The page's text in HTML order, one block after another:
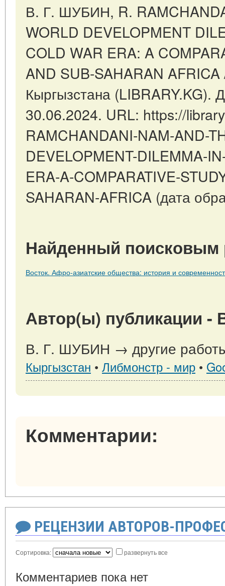
В. Г. ШУБИН, R.
WORLD DEVELOPMENT
COLD WAR ERA: A
AND SUB-SAHARAN
Кыргызстана (LIBRARY.KG).
30.06.2024. URL: https://
RAMCHANDANI-NAM-AND-
DEVELOPMENT-DILEMMA-
ERA-A-COMPARATIVE-
SAHARAN-AFRICA (дата
Найденный поисковым
Восток. Афро-азиатские общества: история и
Автор(ы) публикации
В. Г. ШУБИН → другие
Кыргызстан • Либмонстр - мир •
Комментарии:
РЕЦЕНЗИИ АВТОРОВ-
Сортировка: развернуть все
Комментариев пока нет